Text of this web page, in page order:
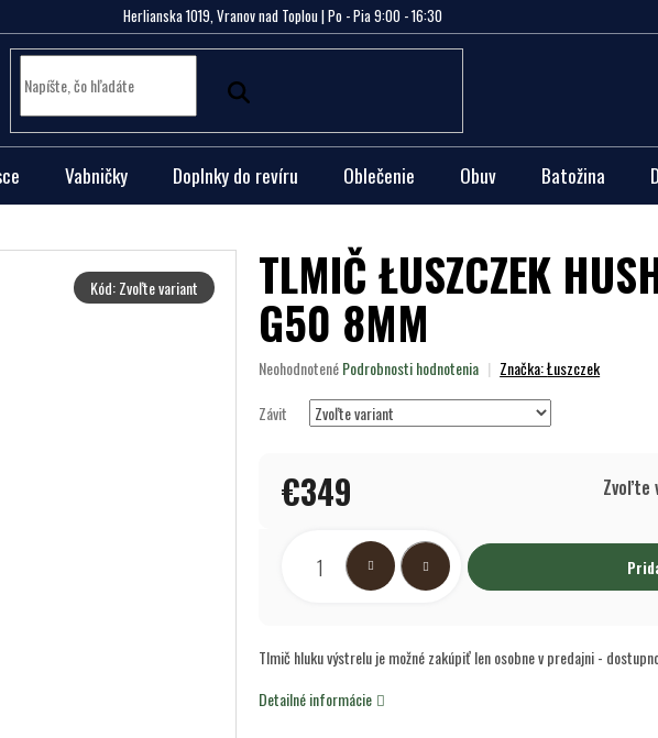
Herlianska 1019, Vranov nad Toplou | Po - Pia 9:00 - 16:30
Vabničky Doplnky do revíru Oblečenie Obuv Batožina
Kód:Zvoľte variant TLMIČ ŁUSZCZEK
G50 8MM
Priemerné
produktu
hviezdičiek.
NeohodnotenéPodrobnosti hodnotenia Značka:Łuszczek
Závit
€349 Zvoľte
Tlmič hluku výstrelu je možné zakúpiť len osobne v predajni -
Detailné informácie